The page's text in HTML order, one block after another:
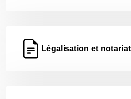
Légalisation et notariat